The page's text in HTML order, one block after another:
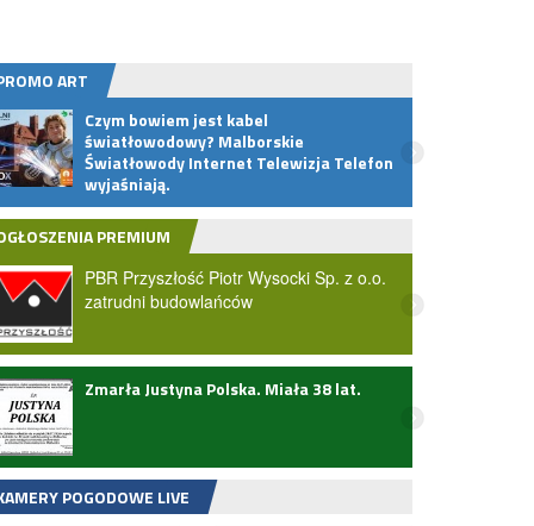
ART
Czym bowiem jest kabel
światłowodowy? Malborskie
Światłowody Internet Telewizja Telefon
wyjaśniają.
PREMIUM
PBR Przyszłość Piotr Wysocki Sp. z o.o.
zatrudni budowlańców
Zmarła Justyna Polska. Miała 38 lat.
POGODOWE LIVE